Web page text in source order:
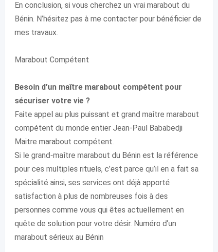
En conclusion, si vous cherchez un vrai marabout du
Bénin. N’hésitez pas à me contacter pour bénéficier de
mes travaux.
Marabout Compétent
Besoin d’un maître marabout compétent pour
sécuriser votre vie ?
Faite appel au plus puissant et grand maître marabout
compétent du monde entier Jean-Paul Bababedji
Maitre marabout compétent.
Si le grand-maître marabout du Bénin est la référence
pour ces multiples rituels, c’est parce qu’il en a fait sa
spécialité ainsi, ses services ont déjà apporté
satisfaction à plus de nombreuses fois à des
personnes comme vous qui êtes actuellement en
quête de solution pour votre désir. Numéro d’un
marabout sérieux au Bénin